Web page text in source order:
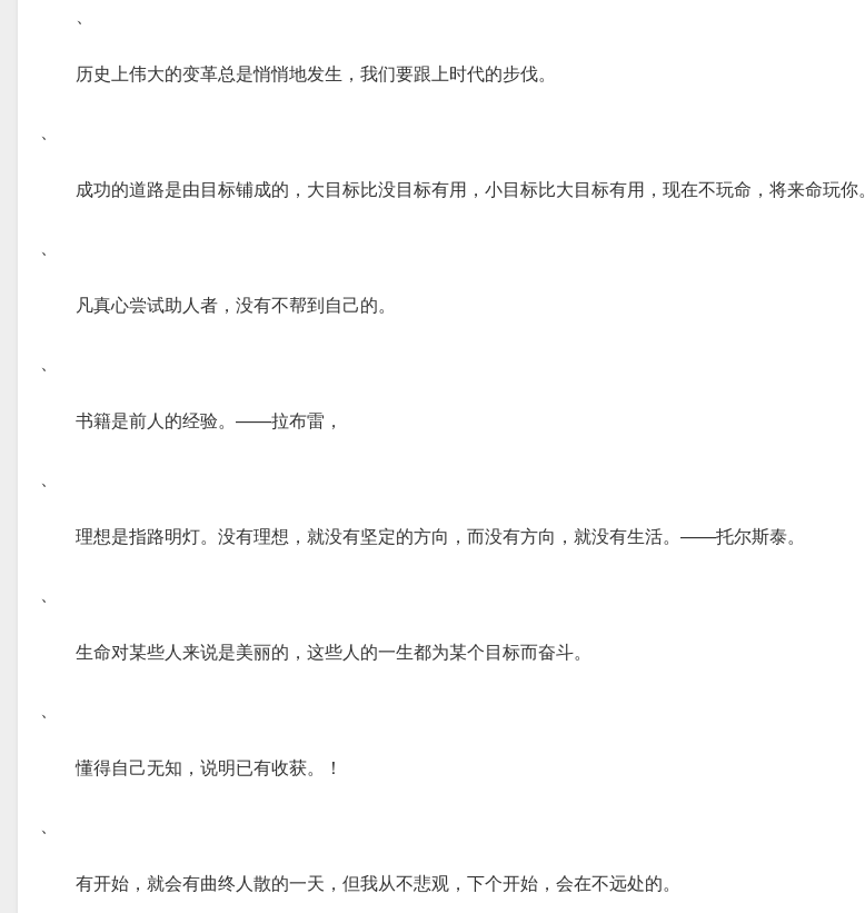
、
历史上伟大的变革总是悄悄地发生，我们要跟上时代的步伐。
、
成功的道路是由目标铺成的，大目标比没目标有用，小目标比大目标有用，现在不玩命，将来命玩你。
、
凡真心尝试助人者，没有不帮到自己的。
、
书籍是前人的经验。——拉布雷，
、
理想是指路明灯。没有理想，就没有坚定的方向，而没有方向，就没有生活。——托尔斯泰。
、
生命对某些人来说是美丽的，这些人的一生都为某个目标而奋斗。
、
懂得自己无知，说明已有收获。！
、
有开始，就会有曲终人散的一天，但我从不悲观，下个开始，会在不远处的。